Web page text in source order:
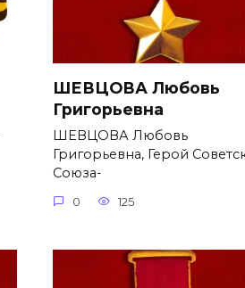
ШЕВЦОВА Любовь
Григорьевна
ШЕВЦОВА Любовь
Григорьевна, Герой
Союза-
0 125